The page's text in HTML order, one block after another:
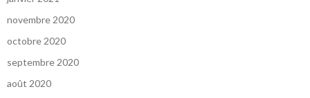
novembre 2020
octobre 2020
septembre 2020
août 2020